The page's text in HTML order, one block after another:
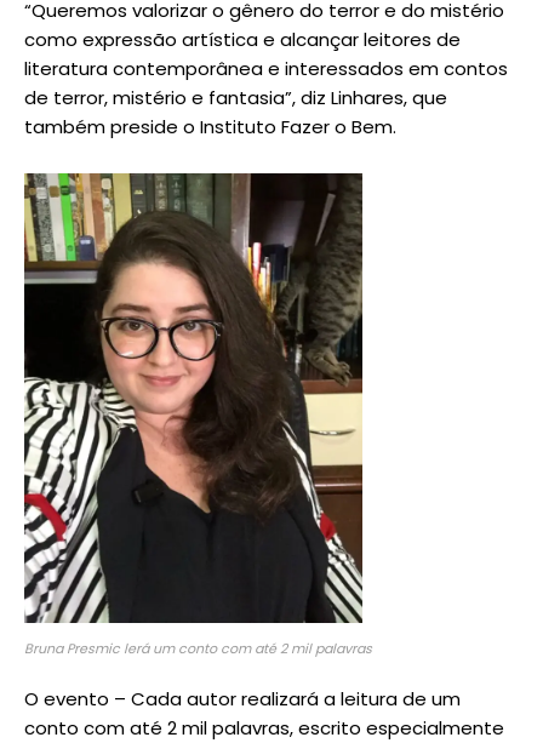
“Queremos valorizar o gênero do terror e do mistério
como expressão artística e alcançar leitores de
literatura contemporânea e interessados em contos
de terror, mistério e fantasia”, diz Linhares, que
também preside o Instituto Fazer o Bem.
Bruna Presmic lerá um conto com até 2 mil palavras
O evento – Cada autor realizará a leitura de um
conto com até 2 mil palavras, escrito especialmente